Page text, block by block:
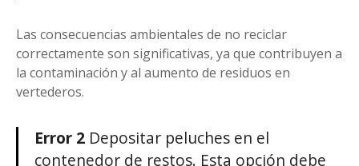
Las consecuencias ambientales de no reciclar
correctamente son significativas, ya que contribuyen a
la contaminación y al aumento de residuos en
vertederos.
Error 2 Depositar peluches en el
contenedor de restos. Esta opción debe